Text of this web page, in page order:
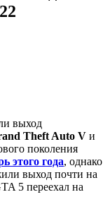
выход
Theft Auto V и
поколения
этого года, однако
выход почти на
5 переехал на